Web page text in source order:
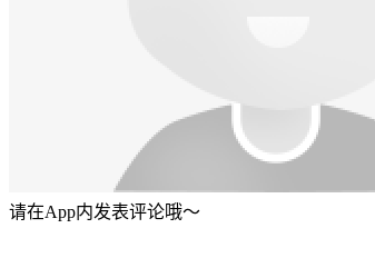
请在App内发表评论哦～